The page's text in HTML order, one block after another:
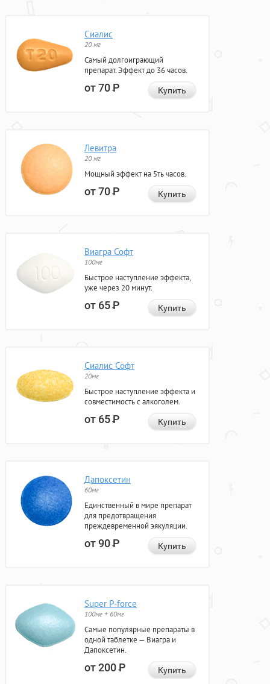
Сиалис
20 мг
Самый долгоиграющий
препарат. Эффект до 36 часов.
от 70Р Купить
Левитра
20 мг
Мощный эффект на 5ть часов.
от 70Р Купить
Виагра Софт
100мг
Быстрое наступление эффекта,
уже через 20 минут.
от 65Р Купить
Сиалис Софт
20мг
Быстрое наступление эффекта и
совместимость с алкоголем.
от 65Р Купить
Дапоксетин
60мг
Единственный в мире препарат
для предотвращения
преждевременной эякуляции.
от 90Р Купить
Super P-force
100мг + 60мг
Самые популярные препараты в
одной таблетке — Виагра и
Дапоксетин.
от 200Р Купить